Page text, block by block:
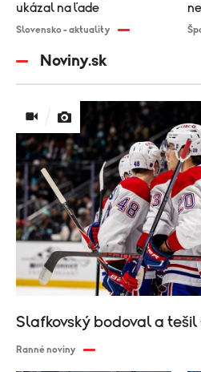
ukázal na ľade
Slovensko - aktuality
Noviny.sk
Slafkovský bodoval a tešil
Ranné noviny